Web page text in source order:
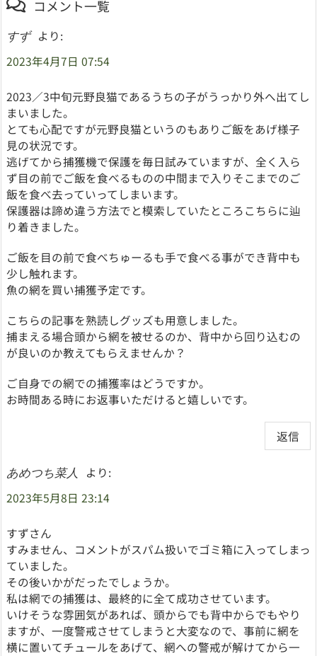
コメント一覧
すず
より:
2023年4月7日 07:54
2023／3中旬元野良猫であるうちの子がうっかり外へ出てし
まいました。
とても心配ですが元野良猫というのもありご飯をあげ様子
見の状況です。
逃げてから捕獲機で保護を毎日試みていますが、全く入ら
ず目の前でご飯を食べるものの中間まで入りそこまでのご
飯を食べ去っていってしまいます。
保護器は諦め違う方法でと模索していたところこちらに辿
り着きました。
ご飯を目の前で食べちゅーるも手で食べる事ができ背中も
少し触れます。
魚の網を買い捕獲予定です。
こちらの記事を熟読しグッズも用意しました。
捕まえる場合頭から網を被せるのか、背中から回り込むの
が良いのか教えてもらえませんか？
ご自身での網での捕獲率はどうですか。
お時間ある時にお返事いただけると嬉しいです。
返信
あめつち菜人
より:
2023年5月8日 23:14
すずさん
すみません、コメントがスパム扱いでゴミ箱に入ってしまっ
ていました。
その後いかがだったでしょうか。
私は網での捕獲は、最終的に全て成功させています。
いけそうな雰囲気があれば、頭からでも背中からでもやり
ますが、一度警戒させてしまうと大変なので、事前に網を
横に置いてチュールをあげて、網への警戒が解けてから一